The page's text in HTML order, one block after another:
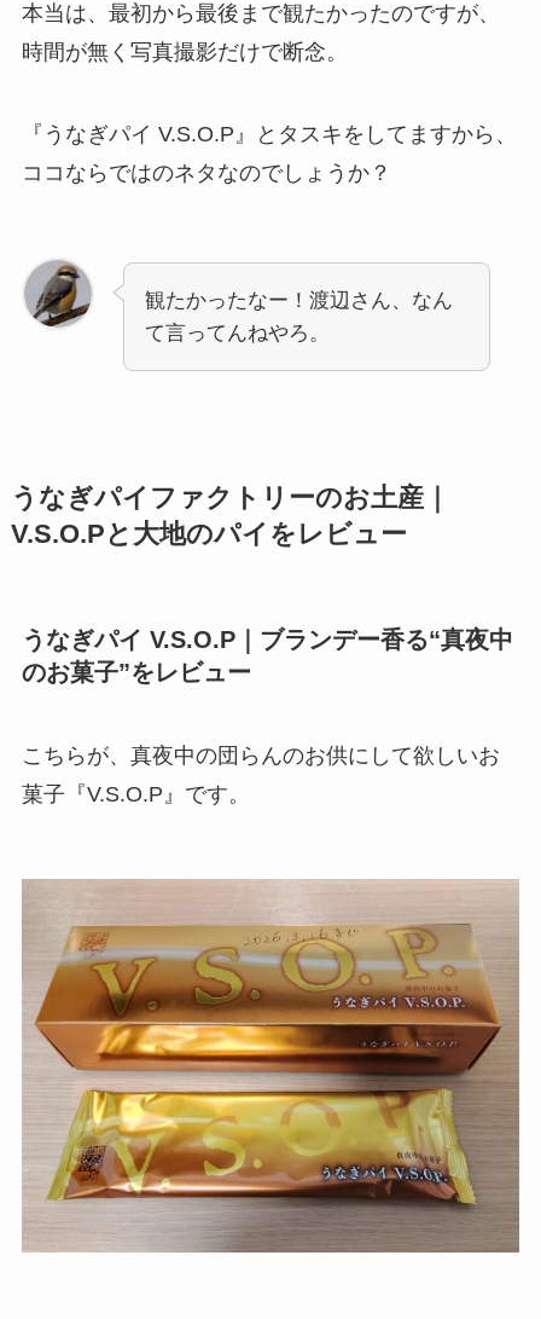
本当は、最初から最後まで観たかったのですが、
時間が無く写真撮影だけで断念。
『うなぎパイ V.S.O.P』とタスキをしてますから、
ココならではのネタなのでしょうか？
観たかったなー！渡辺さん、なん
て言ってんねやろ。
うなぎパイファクトリーのお土産｜
V.S.O.Pと大地のパイをレビュー
うなぎパイ V.S.O.P｜ブランデー香る“真夜中
のお菓子”をレビュー
こちらが、真夜中の団らんのお供にして欲しいお
菓子『V.S.O.P』です。